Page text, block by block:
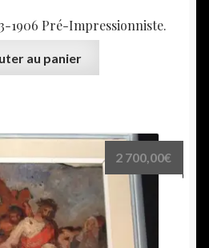
1906 Pré-Impressionniste.
au panier
2 700,00€